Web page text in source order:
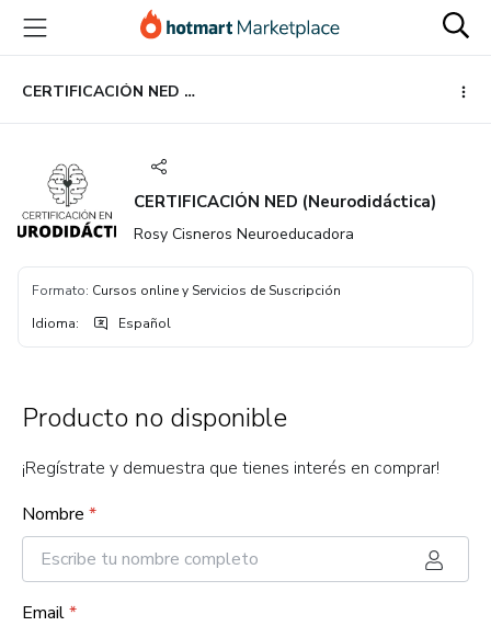
principal
página
de
página
CERTIFICACIÓN NED (Neurodidáctica)
CERTIFICACIÓN NED (Neurodidáctica)
Rosy Cisneros Neuroeducadora
Formato: Cursos online y Servicios de Suscripción
Idioma: Español
Producto no disponible
¡Regístrate y demuestra que tienes interés en comprar!
Nombre *
Email*